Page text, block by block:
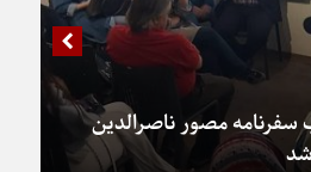
سفرنامه مصور ناصرالدین
شد